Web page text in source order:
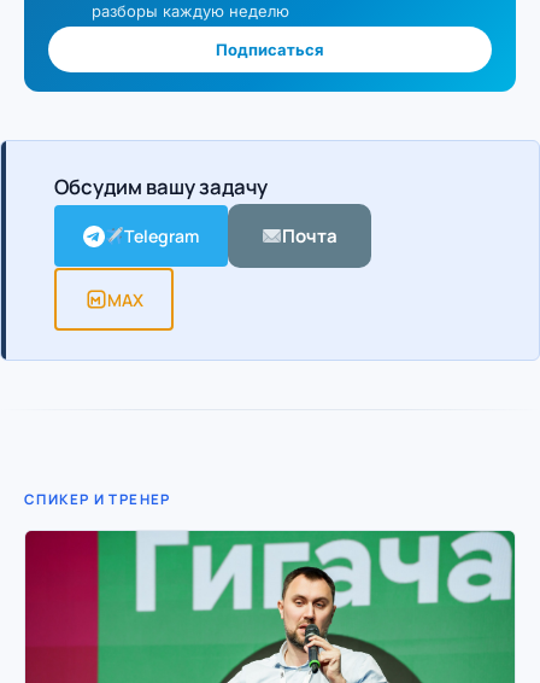
разборы каждую неделю
Подписаться
Обсудим вашу задачу
Telegram Почта
MAX
СПИКЕР И ТРЕНЕР